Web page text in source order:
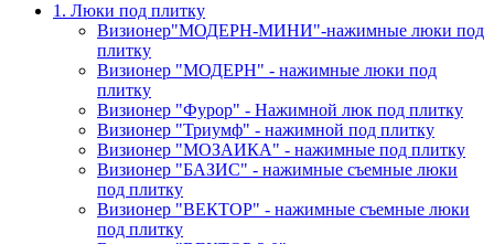
1. Люки под плитку
Визионер"МОДЕРН-МИНИ"-нажимные люки под
плитку
Визионер "МОДЕРН" - нажимные люки под
плитку
Визионер "Фурор" - Нажимной люк под плитку
Визионер "Триумф" - нажимной под плитку
Визионер "МОЗАИКА" - нажимные под плитку
Визионер "БАЗИС" - нажимные съемные люки
под плитку
Визионер "ВЕКТОР" - нажимные съемные люки
под плитку